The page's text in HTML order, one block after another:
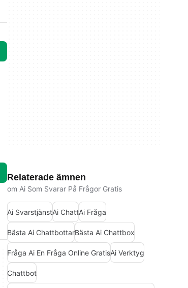
Relaterade ämnen
om Ai Som Svarar På Frågor Gratis
Ai SvarstjänstAi ChattAi Fråga
Bästa Ai ChattbottarBästa Ai Chattbox
Fråga Ai En Fråga Online GratisAi Verktyg
Chattbot